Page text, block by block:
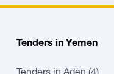
Tenders in Yemen